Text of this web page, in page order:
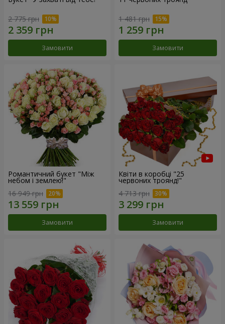
2 775 грн
Замовити
1 481 грн
Замовити
Романтичний букет "Між
небом і землею!"
16 949 грн
Замовити
Квіти в коробці "25
червоних троянд!"
4 713 грн
Замовити